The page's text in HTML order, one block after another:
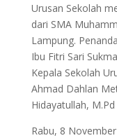
Urusan Sekolah
dari SMA
Lampung.
Ibu Fitri Sari
Kepala Sekolah
Ahmad Dahlan
Hidayatullah, M.Pd
Rabu, 8